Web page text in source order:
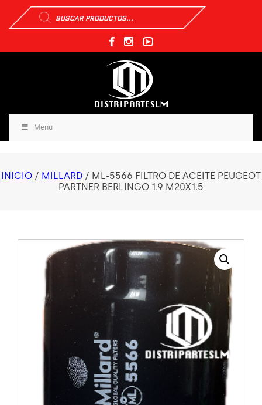
Búsqueda
de
productos
Menu
INICIO / MILLARD / ML-5566 FILTRO DE ACEITE PEUGEOT
PARTNER BERLINGO 1.9 M20X1.5